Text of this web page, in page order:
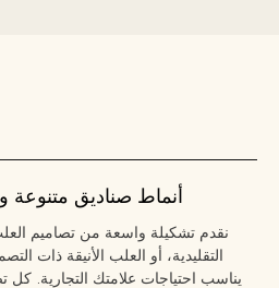
أنماط صناديق
نقدم تشكيلة واسعة من تصاميم
التقليدية، أو العلب الأنيقة ذات
يناسب احتياجات علامتك التجارية. كل